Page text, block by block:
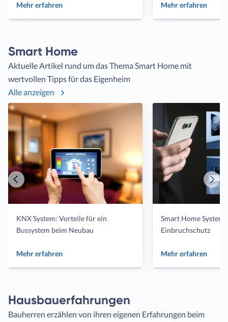
Mehr erfahren Mehr erfahren
Smart Home
Aktuelle Artikel rund um das Thema Smart Home mit
wertvollen Tipps für das Eigenheim
Alle anzeigen
KNX System: Vorteile für ein
Bussystem beim Neubau
Mehr erfahren
Smart Home
Einbruchschutz
Mehr erfahren
Vorheriger
Hausbauerfahrungen
Bauherren erzählen von ihren eigenen Erfahrungen beim